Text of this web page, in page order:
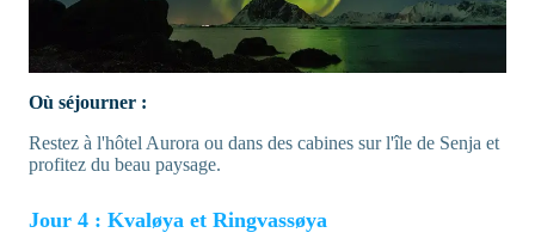
Où séjourner :
Restez à l'hôtel Aurora ou dans des cabines sur l'île de Senja et
profitez du beau paysage.
Jour 4 : Kvaløya et Ringvassøya